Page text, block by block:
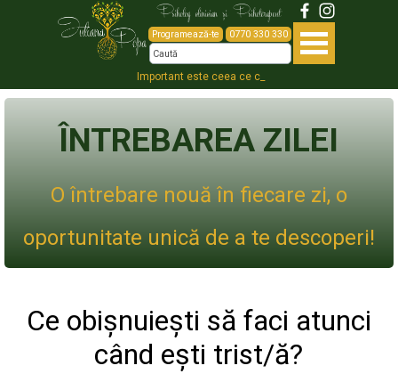
Programează-te 0770 330 330
Psiholog clinician și Psihoterapeut
Important este ceea ce co_
ÎNTREBAREA ZILEI
O întrebare nouă în fiecare zi, o
oportunitate unică de a te descoperi!
Ce obișnuiești să faci atunci
când ești trist/ă?